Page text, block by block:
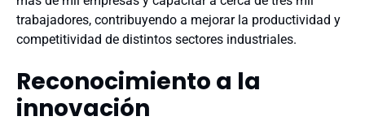
trabajadores, contribuyendo a mejorar la productividad y
competitividad de distintos sectores industriales.
Reconocimiento a la
innovación